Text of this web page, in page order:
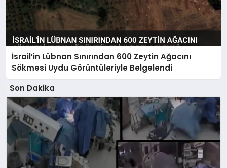
İsrail’in Lübnan Sınırından 600 Zeytin Ağacını
Sökmesi Uydu Görüntüleriyle Belgelendi
Son Dakika